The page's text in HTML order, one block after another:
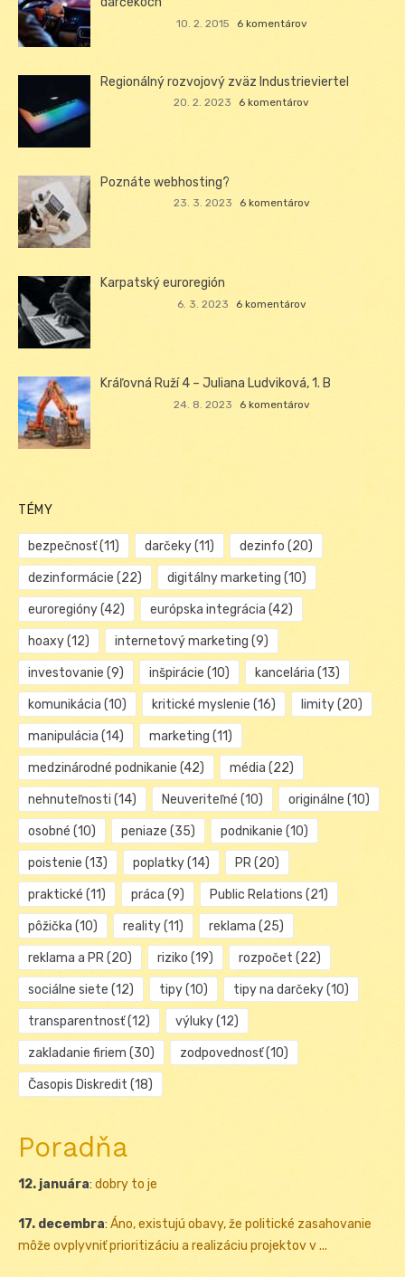
10. 2. 2015 6 komentárov
Regionálný rozvojový zväz Industrieviertel
20. 2. 2023 6 komentárov
Poznáte webhosting?
23. 3. 2023 6 komentárov
Karpatský euroregión
6. 3. 2023 6 komentárov
Kráľovná Ruží 4 – Juliana Ludviková, 1. B
24. 8. 2023 6 komentárov
TÉMY
bezpečnosť(11) darčeky(11) dezinfo (20)
dezinformácie (22) digitálny marketing (10)
euroregióny(42) európska integrácia (42)
hoaxy(12) internetový marketing (9)
investovanie (9) inšpirácie (10) kancelária (13)
komunikácia (10) kritické myslenie (16) limity(20)
manipulácia (14) marketing (11)
medzinárodné podnikanie (42) média (22)
nehnuteľnosti (14) Neuveriteľné (10) originálne (10)
osobné (10) peniaze (35) podnikanie (10)
poistenie (13) poplatky(14) PR(20)
praktické (11) práca (9) Public Relations (21)
pôžička (10) reality(11) reklama (25)
reklama a PR(20) riziko (19) rozpočet (22)
sociálne siete (12) tipy(10) tipy na darčeky(10)
transparentnosť(12) výluky(12)
zakladanie firiem (30) zodpovednosť(10)
Časopis Diskredit (18)
Poradňa
12. januára: dobry to je
17. decembra: Áno, existujú obavy, že politické zasahovanie
môže ovplyvniť prioritizáciu a realizáciu projektov v ...